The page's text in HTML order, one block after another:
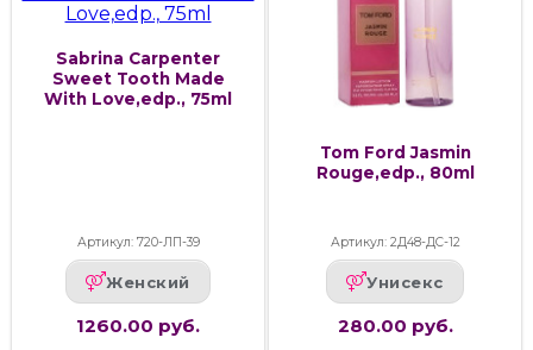
Sabrina Carpenter
Sweet Tooth Made
With Love,edp., 75ml
Артикул: 720-ЛП-39
Женский
1260.00 руб.
Tom Ford Jasmin
Rouge,edp., 80ml
Артикул: 2Д48-ДС-12
Унисекс
280.00 руб.